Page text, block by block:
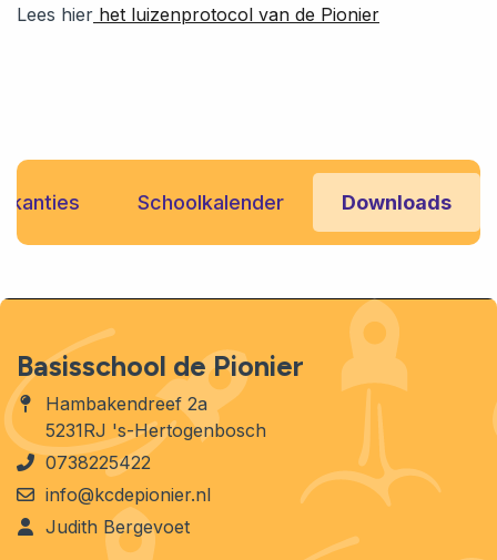
Lees hier het luizenprotocol van de Pionier
Schoolkalender Downloads
Basisschool de Pionier
Hambakendreef 2a
5231RJ 's-Hertogenbosch
0738225422
info@kcdepionier.nl
Judith Bergevoet